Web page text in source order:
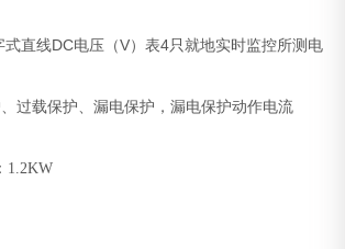
直线DC电压（V）表4只就地实时监控所测电
过载保护、漏电保护，漏电保护动作电流
1.2KW